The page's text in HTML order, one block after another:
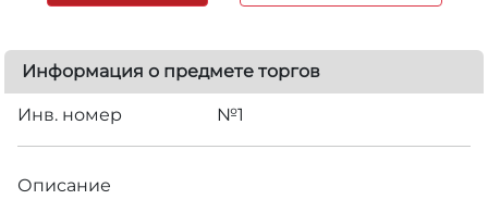
Информация о предмете торгов
Инв. номер №1
Описание